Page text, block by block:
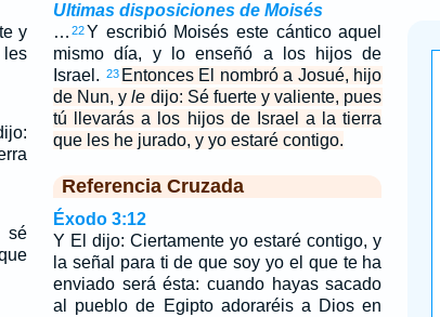
y
les
sé
Ultimas disposiciones de Moisés
… 22Y escribió Moisés este cántico aquel
mismo día, y lo enseñó a los hijos de
Israel. 23 Entonces El nombró a Josué, hijo
de Nun, yle dijo: Sé fuerte y valiente, pues
tú llevarás a los hijos de Israel a la tierra
que les he jurado, y yo estaré contigo.
Referencia Cruzada
Éxodo 3:12
Y El dijo: Ciertamente yo estaré contigo, y
la señal para ti de que soy yo el que te ha
enviado será ésta: cuando hayas sacado
al pueblo de Egipto adoraréis a Dios en